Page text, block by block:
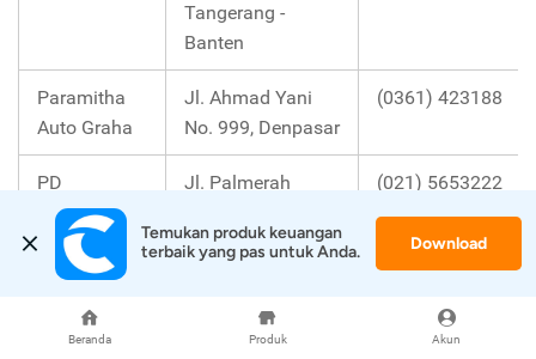
Beranda Produk Akun
Tangerang -
Banten
Paramitha
Auto Graha
Jl. Ahmad Yani
No. 999, Denpasar
(0361) 423188
PD
Nusantara
Berlian
Jl. Palmerah
Jakarta Pusat
(021) 5653222
Temukan produk keuangan
terbaik yang pas untuk Anda.
Download